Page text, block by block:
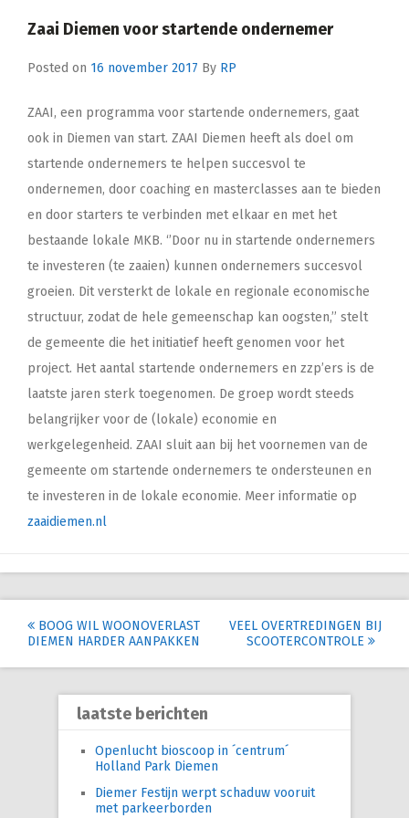
Zaai Diemen voor startende ondernemer
Posted on 16 november 2017 By RP
ZAAI, een programma voor startende ondernemers, gaat
ook in Diemen van start. ZAAI Diemen heeft als doel om
startende ondernemers te helpen succesvol te
ondernemen, door coaching en masterclasses aan te bieden
en door starters te verbinden met elkaar en met het
bestaande lokale MKB. ‘’Door nu in startende ondernemers
te investeren (te zaaien) kunnen ondernemers succesvol
groeien. Dit versterkt de lokale en regionale economische
structuur, zodat de hele gemeenschap kan oogsten,’’ stelt
de gemeente die het initiatief heeft genomen voor het
project. Het aantal startende ondernemers en zzp’ers is de
laatste jaren sterk toegenomen. De groep wordt steeds
belangrijker voor de (lokale) economie en
werkgelegenheid. ZAAI sluit aan bij het voornemen van de
gemeente om startende ondernemers te ondersteunen en
te investeren in de lokale economie. Meer informatie op
zaaidiemen.nl
Post
BOOG WIL WOONOVERLAST
DIEMEN HARDER AANPAKKEN
VEEL OVERTREDINGEN BIJ
SCOOTERCONTROLE
laatste berichten
Openlucht bioscoop in ´centrum´
Holland Park Diemen
Diemer Festijn werpt schaduw vooruit
met parkeerborden